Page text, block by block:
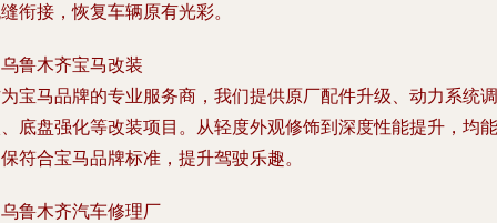
衔接，恢复车辆原有光彩。
乌鲁木齐宝马改装
宝马品牌的专业服务商，我们提供原厂配件升级、动力系统调
底盘强化等改装项目。从轻度外观修饰到深度性能提升，均能
符合宝马品牌标准，提升驾驶乐趣。
乌鲁木齐汽车修理厂